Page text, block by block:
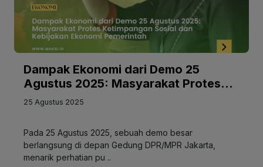
Dampak Ekonomi dari Demo 25
Agustus 2025: Masyarakat Protes
Ketimpangan Sosial dan Kebijakan
25 Agustus 2025
Pada 25 Agustus 2025, sebuah demo besar
berlangsung di depan Gedung DPR/MPR Jakarta,
menarik perhatian pu ..